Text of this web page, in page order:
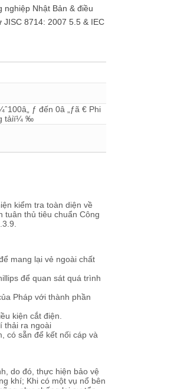
nghiệp Nhật Bản & điều
8714: 2007 5.5 & IEC
ƒ đến 0â „ƒã € Phi
tảiï¼ ‰
kiểm tra toàn diện về
tuân thủ tiêu chuẩn Công
mang lại vẻ ngoài chất
để quan sát quá trình
Pháp với thành phần
kiện cắt điện.
thải ra ngoài
có sẵn để kết nối cáp và
do đó, thực hiện bảo vệ
khí; Khi có một vụ nổ bên